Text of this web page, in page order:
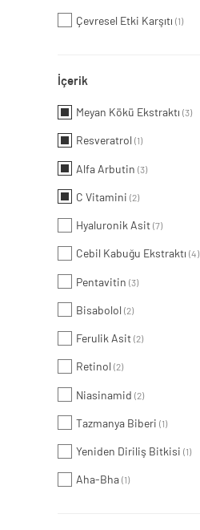
Çevresel Etki Karşıtı (1)
İçerik
Meyan Kökü Ekstraktı (3)
Resveratrol (1)
Alfa Arbutin (3)
C Vitamini (2)
Hyaluronik Asit (7)
Cebil Kabuğu Ekstraktı (4)
Pentavitin (3)
Bisabolol (2)
Ferulik Asit (2)
Retinol (2)
Niasinamid (2)
Tazmanya Biberi (1)
Yeniden Diriliş Bitkisi (1)
Aha-Bha (1)